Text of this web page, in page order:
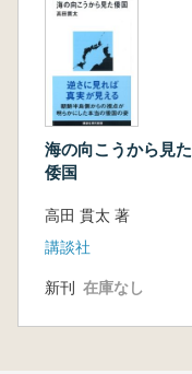
海の向こうから見た
倭国
高田 貫太 著
講談社
新刊 在庫なし